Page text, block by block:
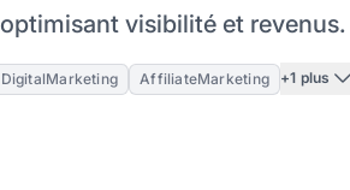
visibilité et revenus.
DigitalMarketing AffiliateMarketing +1 plus